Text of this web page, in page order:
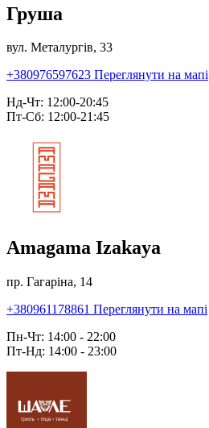
Груша
вул. Металургів, 33
+380976597623 Переглянути на мапі
Нд-Чт: 12:00-20:45
Пт-Сб: 12:00-21:45
Amagama Izakaya
пр. Гагаріна, 14
+380961178861 Переглянути на мапі
Пн-Чт: 14:00 - 22:00
Пт-Нд: 14:00 - 23:00